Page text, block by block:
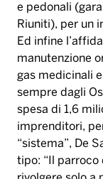
e pedonali
Riuniti), per un
Ed infine
manutenzione
gas medicinali
sempre dagli
spesa di 1,6
imprenditori,
“sistema”, De
tipo: “Il parroco